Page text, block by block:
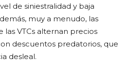
de siniestralidad y baja
muy a menudo, las
las VTCs alternan precios
descuentos predatorios, que
desleal.